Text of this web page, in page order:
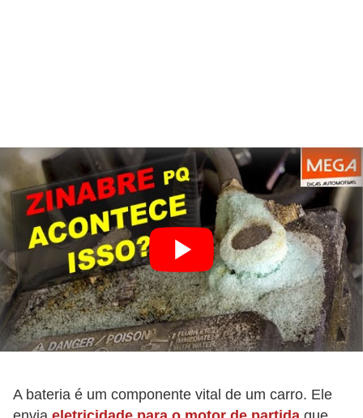
A bateria é um componente vital de um carro. Ele